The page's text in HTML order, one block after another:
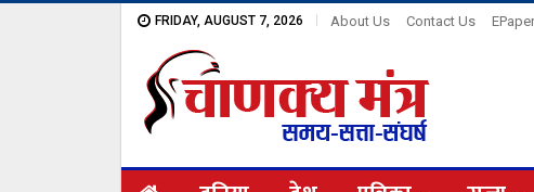
FRIDAY, AUGUST 7, 2026 About Us Contact Us EPaper